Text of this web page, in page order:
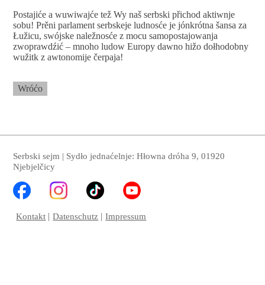
Postajiće a wuwiwajće tež Wy naš serbski přichod aktiwnje
sobu! Prěni parlament serbskeje ludnosće je jónkrótna šansa za
Łužicu, swójske naležnosće z mocu samopostajowanja
zwoprawdźić – mnoho ludow Europy dawno hižo dołhodobny
wužitk z awtonomije čerpaja!
Wróćo
Serbski sejm | Sydło jednaćelnje: Hłowna dróha 9, 01920
Njebjelčicy
Kontakt Datenschutz Impressum